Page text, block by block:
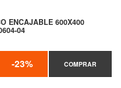
ENCAJABLE 600X400
04
-23% COMPRAR